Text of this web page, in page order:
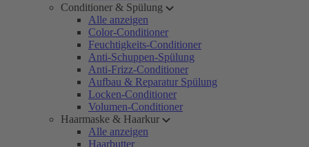
Conditioner & Spülung
Alle anzeigen
Color-Conditioner
Feuchtigkeits-Conditioner
Anti-Schuppen-Spülung
Anti-Frizz-Conditioner
Aufbau & Reparatur Spülung
Locken-Conditioner
Volumen-Conditioner
Haarmaske & Haarkur
Alle anzeigen
Haarbutter